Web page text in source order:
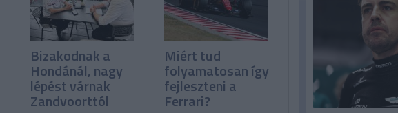
Bizakodnak a
Hondánál, nagy
lépést várnak
Zandvoorttól
Miért tud
folyamatosan így
fejleszteni a
Ferrari?